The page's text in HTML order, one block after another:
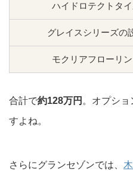
ハイドロテクトタ
グレイスシリーズの
モクリアフローリ
合計で約128万円 。オプシ
すよね。
さらにグランセゾンでは、